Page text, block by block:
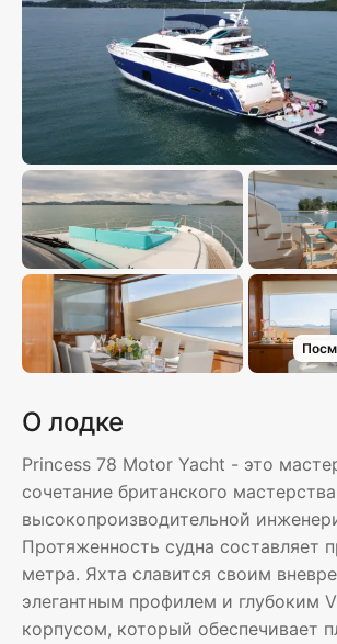
О лодке
Princess 78 Motor Yacht - это
сочетание британского
высокопроизводительной
Протяженность судна составляет
метра. Яхта славится своим
элегантным профилем и глубоким
корпусом, который обеспечивает